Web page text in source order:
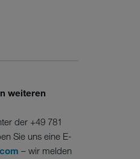
weiteren
der +49 781
Sie uns eine E-
– wir melden